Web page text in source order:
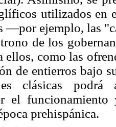
utilizados en
—por ejemplo, las
de los
ellos, como las
de entierros bajo
clásicas
el
prehispánica.